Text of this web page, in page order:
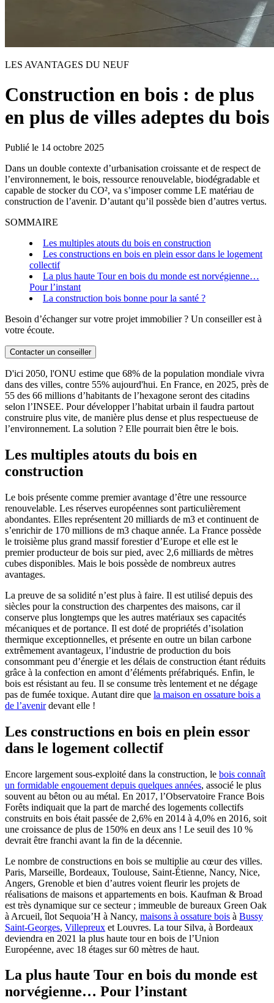
LES AVANTAGES DU NEUF
Construction en bois : de plus
en plus de villes adeptes du bois
Publié le 14 octobre 2025
Dans un double contexte d’urbanisation croissante et de respect de
l’environnement, le bois, ressource renouvelable, biodégradable et
capable de stocker du CO², va s’imposer comme LE matériau de
construction de l’avenir. D’autant qu’il possède bien d’autres vertus.
SOMMAIRE
Les multiples atouts du bois en construction
Les constructions en bois en plein essor dans le logement
collectif
La plus haute Tour en bois du monde est norvégienne…
Pour l’instant
La construction bois bonne pour la santé ?
Besoin d’échanger sur votre projet immobilier ? Un conseiller est à
votre écoute.
Contacter un conseiller
D'ici 2050, l'ONU estime que 68% de la population mondiale vivra
dans des villes, contre 55% aujourd'hui. En France, en 2025, près de
55 des 66 millions d’habitants de l’hexagone seront des citadins
selon l’INSEE. Pour développer l’habitat urbain il faudra partout
construire plus vite, de manière plus dense et plus respectueuse de
l’environnement. La solution ? Elle pourrait bien être le bois.
Les multiples atouts du bois en
construction
Le bois présente comme premier avantage d’être une ressource
renouvelable. Les réserves européennes sont particulièrement
abondantes. Elles représentent 20 milliards de m3 et continuent de
s’enrichir de 170 millions de m3 chaque année. La France possède
le troisième plus grand massif forestier d’Europe et elle est le
premier producteur de bois sur pied, avec 2,6 milliards de mètres
cubes disponibles. Mais le bois possède de nombreux autres
avantages.
La preuve de sa solidité n’est plus à faire. Il est utilisé depuis des
siècles pour la construction des charpentes des maisons, car il
conserve plus longtemps que les autres matériaux ses capacités
mécaniques et de portance. Il est doté de propriétés d’isolation
thermique exceptionnelles, et présente en outre un bilan carbone
extrêmement avantageux, l’industrie de production du bois
consommant peu d’énergie et les délais de construction étant réduits
grâce à la confection en amont d’éléments préfabriqués. Enfin, le
bois est résistant au feu. Il se consume très lentement et ne dégage
pas de fumée toxique. Autant dire que la maison en ossature bois a
de l’avenirdevant elle !
Les constructions en bois en plein essor
dans le logement collectif
Encore largement sous-exploité dans la construction, le bois connaît
un formidable engouement depuis quelques années, associé le plus
souvent au bêton ou au métal. En 2017, l’Observatoire France Bois
Forêts indiquait que la part de marché des logements collectifs
construits en bois était passée de 2,6% en 2014 à 4,0% en 2016, soit
une croissance de plus de 150% en deux ans ! Le seuil des 10 %
devrait être franchi avant la fin de la décennie.
Le nombre de constructions en bois se multiplie au cœur des villes.
Paris, Marseille, Bordeaux, Toulouse, Saint-Étienne, Nancy, Nice,
Angers, Grenoble et bien d’autres voient fleurir les projets de
réalisations de maisons et appartements en bois. Kaufman & Broad
est très dynamique sur ce secteur ; immeuble de bureaux Green Oak
à Arcueil, îlot Sequoia’H à Nancy, maisons à ossature bois à Bussy
Saint-Georges, Villepreux et Louvres. La tour Silva, à Bordeaux
deviendra en 2021 la plus haute tour en bois de l’Union
Européenne, avec 18 étages sur 60 mètres de haut.
La plus haute Tour en bois du monde est
norvégienne… Pour l’instant